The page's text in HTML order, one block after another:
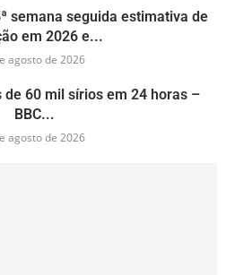
semana seguida estimativa de
em 2026 e...
agosto de 2026
60 mil sírios em 24 horas –
BBC...
agosto de 2026